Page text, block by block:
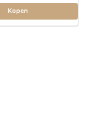
Kopen